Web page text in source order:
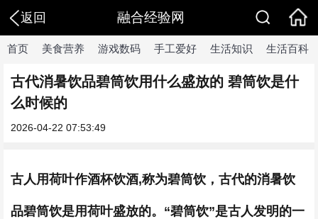
返回 融合经验网
首页 美食营养 游戏数码 手工爱好 生活知识 生活百科
古代消暑饮品碧筒饮用什么盛放的 碧筒饮是什
么时候的
2026-04-22 07:53:49
古人用荷叶作酒杯饮酒,称为碧筒饮，古代的消暑饮
品碧筒饮是用荷叶盛放的。“碧筒饮”是古人发明的一